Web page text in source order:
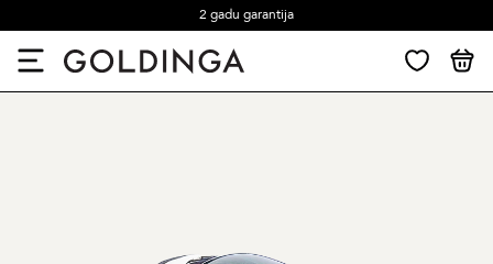
2 gadu garantija